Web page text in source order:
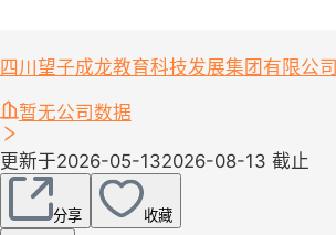
四川望子成龙教育科技发展集团有限公司
暂无公司数据
更新于2026-05-132026-08-13 截止
分享 收藏